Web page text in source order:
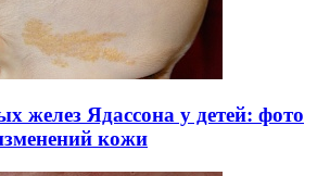
желез Ядассона у детей: фото
кожи